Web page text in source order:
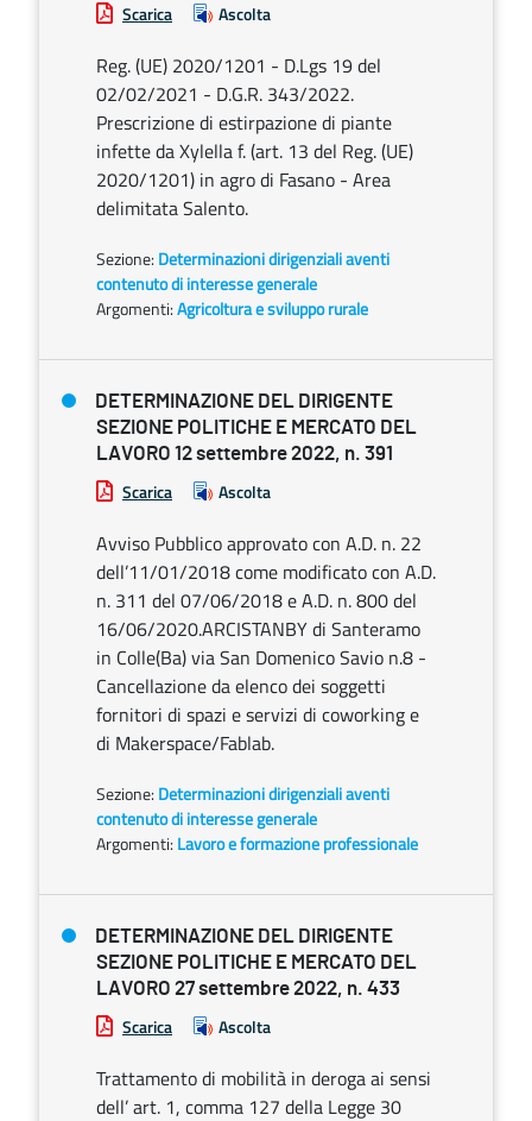
Scarica Ascolta
Reg. (UE) 2020/1201 - D.Lgs 19 del
02/02/2021 - D.G.R. 343/2022.
Prescrizione di estirpazione di piante
infette da Xylella f. (art. 13 del Reg. (UE)
2020/1201) in agro di Fasano - Area
delimitata Salento.
Sezione: Determinazioni dirigenziali aventi
contenuto di interesse generale
Argomenti:Agricoltura e sviluppo rurale
DETERMINAZIONE DEL DIRIGENTE
SEZIONE POLITICHE E MERCATO DEL
LAVORO 12 settembre 2022, n. 391
Scarica Ascolta
Avviso Pubblico approvato con A.D. n. 22
dell’11/01/2018 come modificato con A.D.
n. 311 del 07/06/2018 e A.D. n. 800 del
16/06/2020.ARCISTANBY di Santeramo
in Colle(Ba) via San Domenico Savio n.8 -
Cancellazione da elenco dei soggetti
fornitori di spazi e servizi di coworking e
di Makerspace/Fablab.
Sezione: Determinazioni dirigenziali aventi
contenuto di interesse generale
Argomenti: Lavoro e formazione professionale
DETERMINAZIONE DEL DIRIGENTE
SEZIONE POLITICHE E MERCATO DEL
LAVORO 27 settembre 2022, n. 433
Scarica Ascolta
Trattamento di mobilità in deroga ai sensi
dell’ art. 1, comma 127 della Legge 30